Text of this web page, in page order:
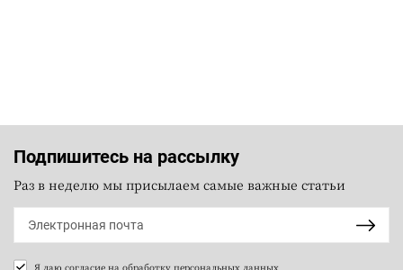
Подпишитесь на рассылку
Раз в неделю мы присылаем самые важные статьи
Я даю согласие на обработку персональных данных